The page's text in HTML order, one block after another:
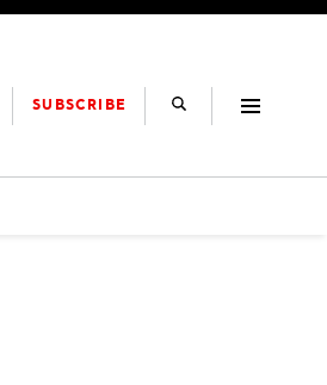
SUBSCRIBE